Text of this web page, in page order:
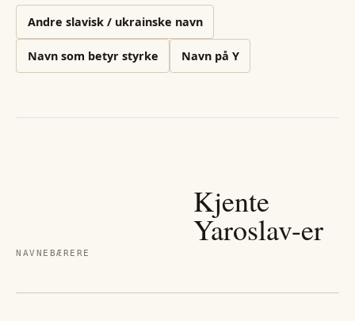
Andre slavisk / ukrainske navn
Navn som betyr styrke Navn på Y
NAVNEBÆRERE
Kjente
Yaroslav-er